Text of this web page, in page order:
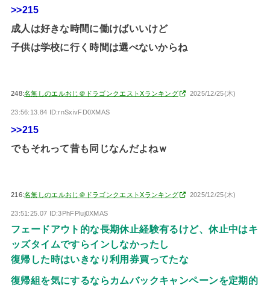
>>215
成人は好きな時間に働けばいいけど
子供は学校に行く時間は選べないからね
248:名無しのエルおじ＠ドラゴンクエストXランキング 2025/12/25(木)
23:56:13.84 ID:rnSxivFD0XMAS
>>215
でもそれって昔も同じなんだよねｗ
216:名無しのエルおじ＠ドラゴンクエストXランキング 2025/12/25(木)
23:51:25.07 ID:3PhFPluj0XMAS
フェードアウト的な長期休止経験有るけど、休止中はキ
ッズタイムですらインしなかったし
復帰した時はいきなり利用券買ってたな
復帰組を気にするならカムバックキャンペーンを定期的